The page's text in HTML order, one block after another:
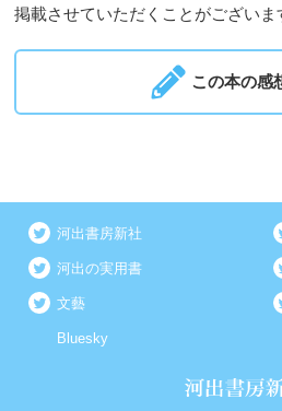
掲載させていただくことがございま
この本の感
河出書房新社
河出の実用書
文藝
Bluesky